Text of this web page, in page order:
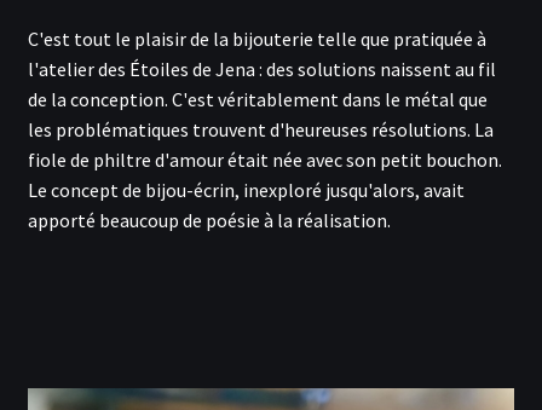
C'est tout le plaisir de la bijouterie telle que pratiquée à
l'atelier des Étoiles de Jena : des solutions naissent au fil
de la conception. C'est véritablement dans le métal que
les problématiques trouvent d'heureuses résolutions. La
fiole de philtre d'amour était née avec son petit bouchon.
Le concept de bijou-écrin, inexploré jusqu'alors, avait
apporté beaucoup de poésie à la réalisation.